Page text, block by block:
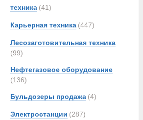
техника (41)
Карьерная техника (447)
Лесозаготовительная техника
(99)
Нефтегазовое оборудование
(136)
Бульдозеры продажа (4)
Электростанции (287)